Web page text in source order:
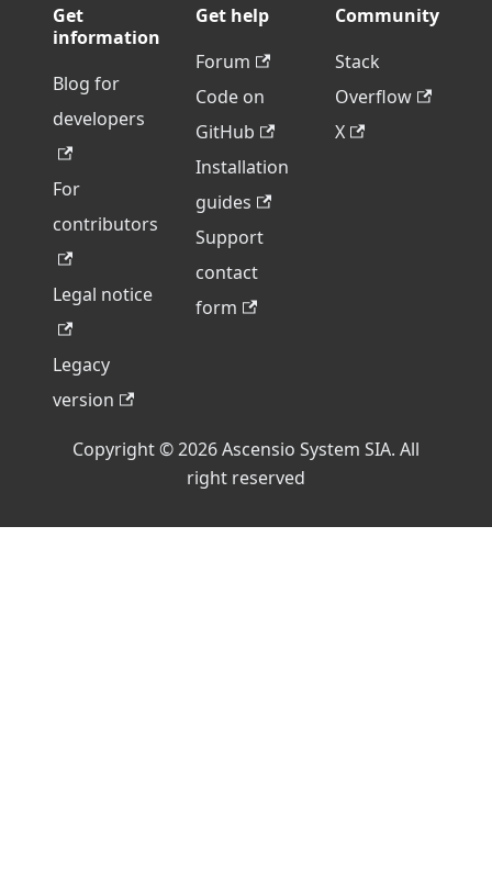
Get
information
Blog for
developers
For
contributors
Legal notice
Legacy
version
Get help
Forum
Code on
GitHub
Installation
guides
Support
contact
form
Community
Stack
Overflow
X
Copyright © 2026 Ascensio System SIA. All
right reserved